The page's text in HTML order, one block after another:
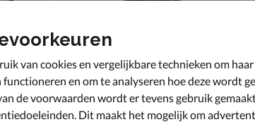
van cookies en vergelijkbare technieken om
en om te analyseren hoe deze wordt
de voorwaarden wordt er tevens gebruik
Dit maakt het mogelijk om